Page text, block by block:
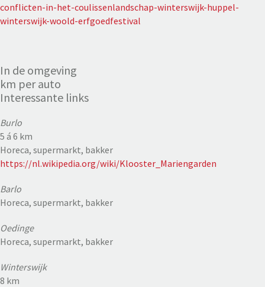
conflicten-in-het-coulissenlandschap-winterswijk-huppel-
winterswijk-woold-erfgoedfestival
In de omgeving
km per auto
Interessante links
Burlo
5 á 6 km
Horeca, supermarkt, bakker
https://nl.wikipedia.org/wiki/Klooster_Mariengarden
Barlo
Horeca, supermarkt, bakker
Oedinge
Horeca, supermarkt, bakker
Winterswijk
8 km